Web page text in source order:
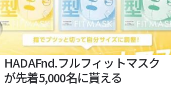
HADAFnd.フルフィットマスク
が先着5,000名に貰える